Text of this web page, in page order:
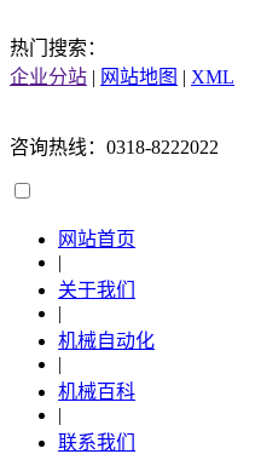
热门搜索：
企业分站 | 网站地图 | XML
咨询热线：0318-8222022
网站首页
|
关于我们
|
机械自动化
|
机械百科
|
联系我们